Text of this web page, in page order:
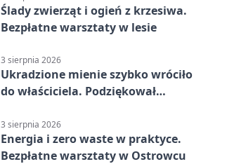
Ślady zwierząt i ogień z krzesiwa.
Bezpłatne warsztaty w lesie
3 sierpnia 2026
Ukradzione mienie szybko wróciło
do właściciela. Podziękował
3 sierpnia 2026
Energia i zero waste w praktyce.
Bezpłatne warsztaty w Ostrowcu